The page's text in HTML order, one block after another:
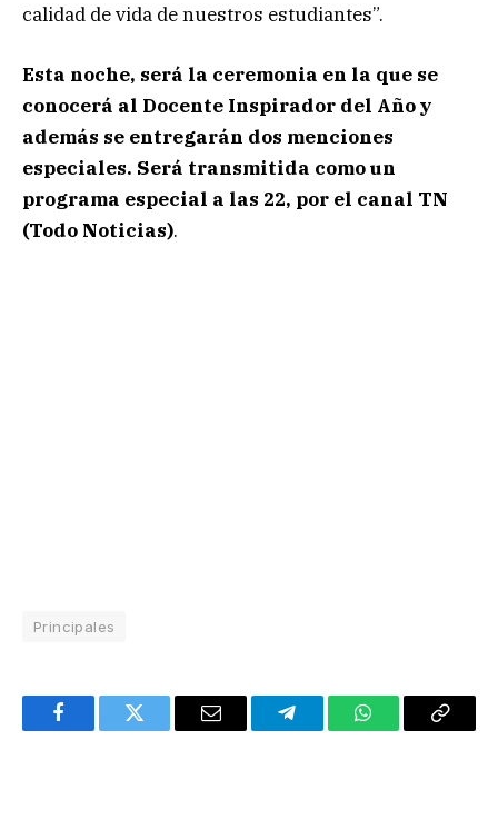
calidad de vida de nuestros estudiantes”.
Esta noche, será la ceremonia en la que se
conocerá al Docente Inspirador del Año y
además se entregarán dos menciones
especiales. Será transmitida como un
programa especial a las 22, por el canal TN
(Todo Noticias).
Principales
FacebookTwitter Email TelegramWhatsAppCopy